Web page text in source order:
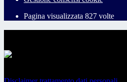
Pagina visualizzata 827 volte